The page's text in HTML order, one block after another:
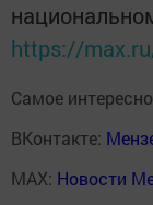
https://
Самое
ВКонтакте:
MAX: Новости